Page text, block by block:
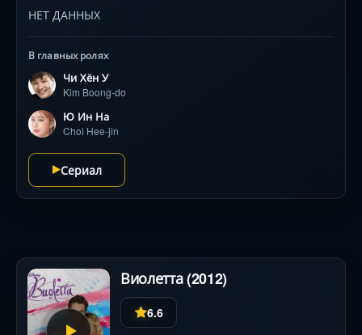
НЕТ ДАННЫХ
В главных ролях
Чи Хён У
Kim Boong-do
Ю Ин На
Choi Hee-jin
Сериал
Виолетта (2012)
6.6